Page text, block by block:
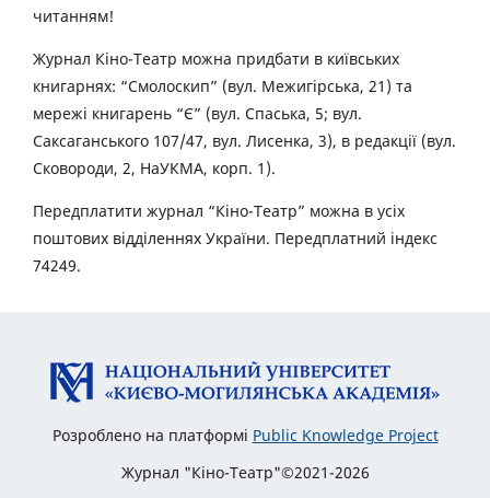
читанням!
Журнал Кіно-Театр можна придбати в київських
книгарнях: “Смолоскип” (вул. Межигірська, 21) та
мережі книгарень “Є” (вул. Спаська, 5; вул.
Саксаганського 107/47, вул. Лисенка, 3), в редакції (вул.
Сковороди, 2, НаУКМА, корп. 1).
Передплатити журнал “Кіно-Театр” можна в усіх
поштових відділеннях України. Передплатний індекс
74249.
Розроблено на платформі Public Knowledge Project
Журнал "Кіно-Театр"©2021-2026